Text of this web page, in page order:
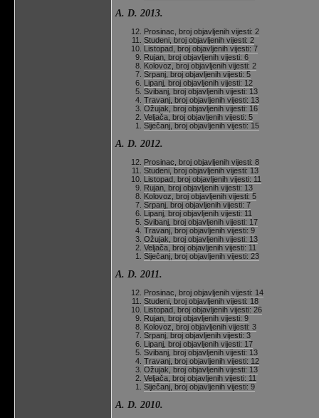
A. D. 2013.
Prosinac, broj objavljenih vijesti: 2
Studeni, broj objavljenih vijesti: 2
Listopad, broj objavljenih vijesti: 7
Rujan, broj objavljenih vijesti: 6
Kolovoz, broj objavljenih vijesti: 2
Srpanj, broj objavljenih vijesti: 5
Lipanj, broj objavljenih vijesti: 12
Svibanj, broj objavljenih vijesti: 13
Travanj, broj objavljenih vijesti: 13
Ožujak, broj objavljenih vijesti: 16
Veljača, broj objavljenih vijesti: 5
Siječanj, broj objavljenih vijesti: 15
A. D. 2012.
Prosinac, broj objavljenih vijesti: 8
Studeni, broj objavljenih vijesti: 13
Listopad, broj objavljenih vijesti: 11
Rujan, broj objavljenih vijesti: 13
Kolovoz, broj objavljenih vijesti: 5
Srpanj, broj objavljenih vijesti: 7
Lipanj, broj objavljenih vijesti: 11
Svibanj, broj objavljenih vijesti: 17
Travanj, broj objavljenih vijesti: 9
Ožujak, broj objavljenih vijesti: 13
Veljača, broj objavljenih vijesti: 11
Siječanj, broj objavljenih vijesti: 23
A. D. 2011.
Prosinac, broj objavljenih vijesti: 14
Studeni, broj objavljenih vijesti: 18
Listopad, broj objavljenih vijesti: 26
Rujan, broj objavljenih vijesti: 9
Kolovoz, broj objavljenih vijesti: 3
Srpanj, broj objavljenih vijesti: 3
Lipanj, broj objavljenih vijesti: 17
Svibanj, broj objavljenih vijesti: 13
Travanj, broj objavljenih vijesti: 12
Ožujak, broj objavljenih vijesti: 13
Veljača, broj objavljenih vijesti: 11
Siječanj, broj objavljenih vijesti: 9
A. D. 2010.